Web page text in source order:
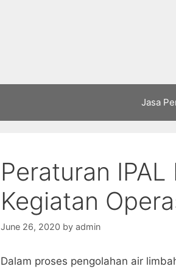
Jasa
Peraturan
Kegiatan
June 26, 2020 by admin
Dalam proses pengolahan air